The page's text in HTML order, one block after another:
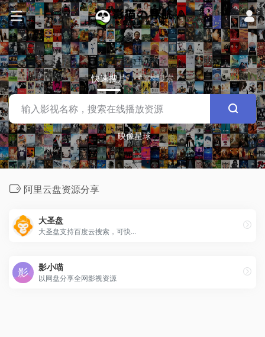
快速搜片 站内搜索
映像星球
阿里云盘资源分享
大圣盘
大圣盘支持百度云搜索，可快...
影小喵
以网盘分享全网影视资源